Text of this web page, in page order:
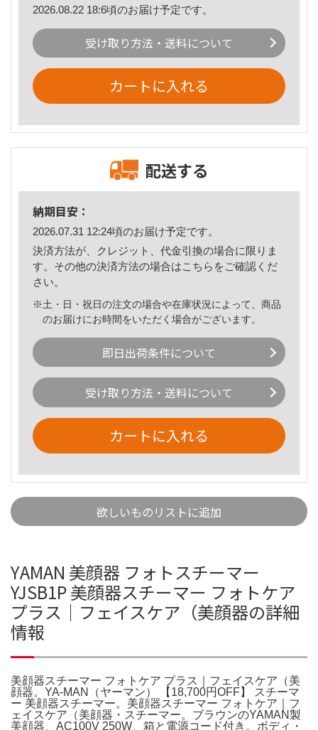
2026.08.22 18:6頃のお届け予定です。
受け取り方法・送料について
カートに入れる
配送する
納期目安：
2026.07.31 12:24頃のお届け予定です。
決済方法が、クレジット、代金引換の場合に限りま
す。その他の決済方法の場合はこちら をご確認くだ
さい。
※土・日・祝日の注文の場合や在庫状況によって、商品
のお届けにお時間をいただく場合がございます。
即日出荷条件について
受け取り方法・送料について
カートに入れる
欲しいものリストに追加
YAMAN 美顔器 フォトスチーマー
YJSB1P 美顔器スチーマー フォトケア
プラス｜フェイスケア（美顔器の詳細
情報
美顔器スチーマー フォトケア プラス｜フェイスケア（美
顔器。YA‐MAN（ヤーマン） 【18,700円OFF】 スチーマ
ー 美顔器スチーマー。美顔器スチーマー フォトケア｜フ
ェイスケア（美顔器・スチーマー。ブラウンのYAMAN製
美顔器、AC100V 250W、箱と電源コード付き。ボディ・